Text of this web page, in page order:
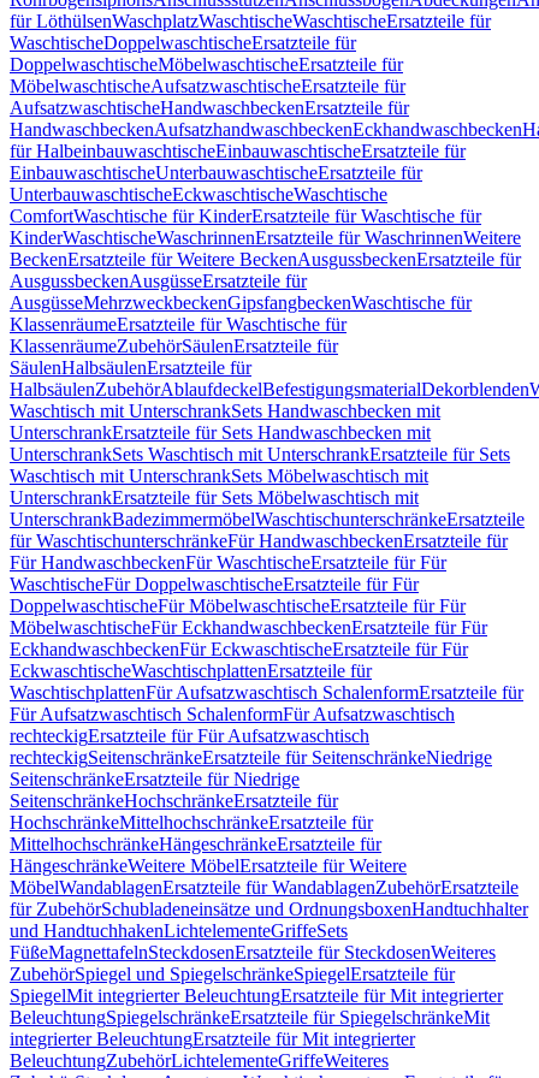
für LöthülsenWaschplatzWaschtischeWaschtischeErsatzteile für
WaschtischeDoppelwaschtischeErsatzteile für
DoppelwaschtischeMöbelwaschtischeErsatzteile für
MöbelwaschtischeAufsatzwaschtischeErsatzteile für
AufsatzwaschtischeHandwaschbeckenErsatzteile für
HandwaschbeckenAufsatzhandwaschbeckenEckhandwaschbecken
für HalbeinbauwaschtischeEinbauwaschtischeErsatzteile für
EinbauwaschtischeUnterbauwaschtischeErsatzteile für
UnterbauwaschtischeEckwaschtischeWaschtische
ComfortWaschtische für KinderErsatzteile für Waschtische für
KinderWaschtischeWaschrinnenErsatzteile für WaschrinnenWeitere
BeckenErsatzteile für Weitere BeckenAusgussbeckenErsatzteile für
AusgussbeckenAusgüsseErsatzteile für
AusgüsseMehrzweckbeckenGipsfangbeckenWaschtische für
KlassenräumeErsatzteile für Waschtische für
KlassenräumeZubehörSäulenErsatzteile für
SäulenHalbsäulenErsatzteile für
HalbsäulenZubehörAblaufdeckelBefestigungsmaterialDekorblenden
Waschtisch mit UnterschrankSets Handwaschbecken mit
UnterschrankErsatzteile für Sets Handwaschbecken mit
UnterschrankSets Waschtisch mit UnterschrankErsatzteile für Sets
Waschtisch mit UnterschrankSets Möbelwaschtisch mit
UnterschrankErsatzteile für Sets Möbelwaschtisch mit
UnterschrankBadezimmermöbelWaschtischunterschränkeErsatzteile
für WaschtischunterschränkeFür HandwaschbeckenErsatzteile für
Für HandwaschbeckenFür WaschtischeErsatzteile für Für
WaschtischeFür DoppelwaschtischeErsatzteile für Für
DoppelwaschtischeFür MöbelwaschtischeErsatzteile für Für
MöbelwaschtischeFür EckhandwaschbeckenErsatzteile für Für
EckhandwaschbeckenFür EckwaschtischeErsatzteile für Für
EckwaschtischeWaschtischplattenErsatzteile für
WaschtischplattenFür Aufsatzwaschtisch SchalenformErsatzteile für
Für Aufsatzwaschtisch SchalenformFür Aufsatzwaschtisch
rechteckigErsatzteile für Für Aufsatzwaschtisch
rechteckigSeitenschränkeErsatzteile für SeitenschränkeNiedrige
SeitenschränkeErsatzteile für Niedrige
SeitenschränkeHochschränkeErsatzteile für
HochschränkeMittelhochschränkeErsatzteile für
MittelhochschränkeHängeschränkeErsatzteile für
HängeschränkeWeitere MöbelErsatzteile für Weitere
MöbelWandablagenErsatzteile für WandablagenZubehörErsatzteile
für ZubehörSchubladeneinsätze und OrdnungsboxenHandtuchhalter
und HandtuchhakenLichtelementeGriffeSets
FüßeMagnettafelnSteckdosenErsatzteile für SteckdosenWeiteres
ZubehörSpiegel und SpiegelschränkeSpiegelErsatzteile für
SpiegelMit integrierter BeleuchtungErsatzteile für Mit integrierter
BeleuchtungSpiegelschränkeErsatzteile für SpiegelschränkeMit
integrierter BeleuchtungErsatzteile für Mit integrierter
BeleuchtungZubehörLichtelementeGriffeWeiteres